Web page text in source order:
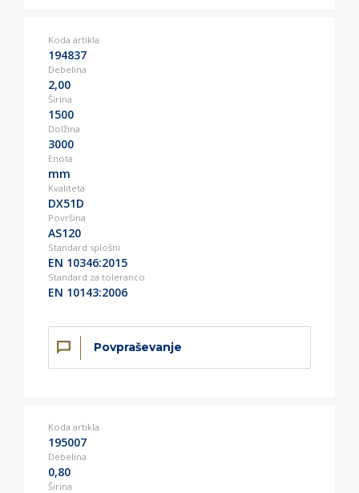
Koda artikla
194837
Debelina
2,00
Širina
1500
Dolžina
3000
Enota
mm
Kvaliteta
DX51D
Površina
AS120
Standard splošni
EN 10346:2015
Standard za toleranco
EN 10143:2006
Povpraševanje
Koda artikla
195007
Debelina
0,80
Širina